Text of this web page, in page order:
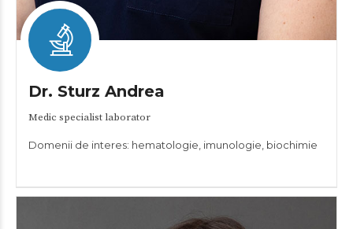
Dr. Sturz Andrea
Medic specialist laborator
Domenii de interes: hematologie, imunologie, biochimie